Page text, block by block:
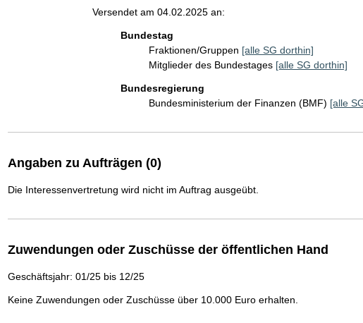
Versendet am 04.02.2025 an:
Bundestag
Fraktionen/Gruppen [alle SG dorthin]
Mitglieder des Bundestages [alle SG dorthin]
Bundesregierung
Bundesministerium der Finanzen (BMF) [alle
Angaben zu Aufträgen (0)
Die Interessenvertretung wird nicht im Auftrag ausgeübt.
Zuwendungen oder Zuschüsse der öffentlichen Hand
Geschäftsjahr: 01/25 bis 12/25
Keine Zuwendungen oder Zuschüsse über 10.000 Euro erhalten.